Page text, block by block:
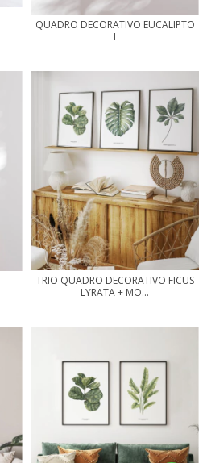
QUADRO DECORATIVO EUCALIPTO
I
TRIO QUADRO DECORATIVO FICUS
LYRATA + MO...